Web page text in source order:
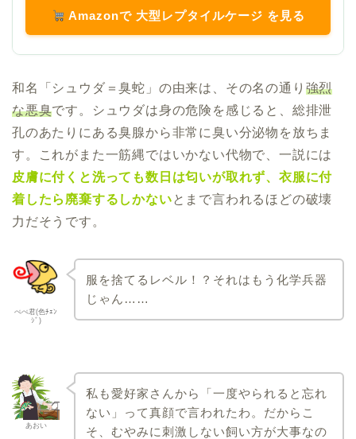
Amazonで 大型レプタイルケージ を見る
和名「シュウダ＝臭蛇」の由来は、その名の通り 強烈
な悪臭です。シュウダは身の危険を感じると、総排泄
孔のあたりにある臭腺から非常に臭い分泌物を放ちま
す。これがまた一筋縄ではいかない代物で、一説には
皮膚に付くと洗っても数日は匂いが取れず、衣服に付
着したら廃棄するしかないとまで言われるほどの破壊
力だそうです。
ぺぺ君(色ﾁｪﾝ
ｼﾞ)
服を捨てるレベル！？それはもう化学兵器
じゃん……
あおい
私も愛好家さんから「一度やられると忘れ
ない」って真顔で言われたわ。だからこ
そ、むやみに刺激しない飼い方が大事なの